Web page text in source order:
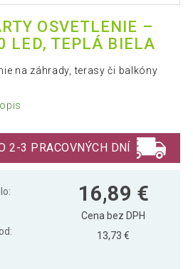
OSVETLENIE –
LED, TEPLÁ BIELA
na záhrady, terasy či balkóny
2-3 PRACOVNÝCH DNÍ
16,89 €
Cena bez DPH
13,73 €